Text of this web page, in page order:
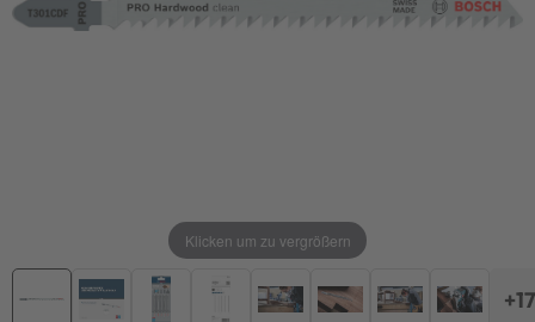
Klicken um zu vergrößern
+17